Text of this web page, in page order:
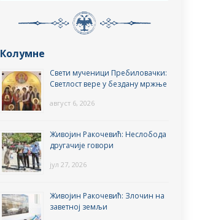
Колумне
Свети мученици Пребиловачки:
Светлост вере у бездану мржње
август 6, 2026
Живојин Ракочевић: Неслобода
другачије говори
јул 27, 2026
Живојин Ракочевић: Злочин на
заветној земљи